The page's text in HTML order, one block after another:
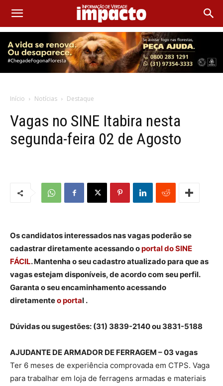
Início Notícias Destaque
Vagas no SINE Itabira nesta
segunda-feira 02 de Agosto
Os candidatos interessados nas vagas poderão se
cadastrar diretamente acessando oportal do SINE
FÁCIL. Mantenha o seu cadastro atualizado para que as
vagas estejam disponíveis, de acordo com seu perfil.
Garanta o seu encaminhamento acessando
diretamenteo portal .
Dúvidas ou sugestões: (31) 3839-2140 ou 3831-5188
AJUDANTE DE ARMADOR DE FERRAGEM – 03 vagas
Ter 6 meses de experiência comprovada em CTPS. Vaga
para trabalhar em loja de ferragens armadas e materiais